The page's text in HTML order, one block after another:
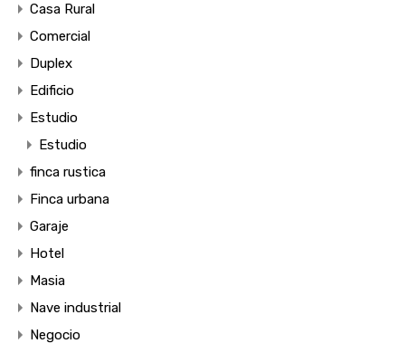
Casa Rural
Comercial
Duplex
Edificio
Estudio
Estudio
finca rustica
Finca urbana
Garaje
Hotel
Masia
Nave industrial
Negocio